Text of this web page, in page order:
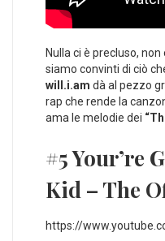
Nulla ci è precluso,
siamo convinti di ciò
will.i.am dà al pezzo
rap che rende la
ama le melodie dei
#5 Your’re
Kid – The
https://